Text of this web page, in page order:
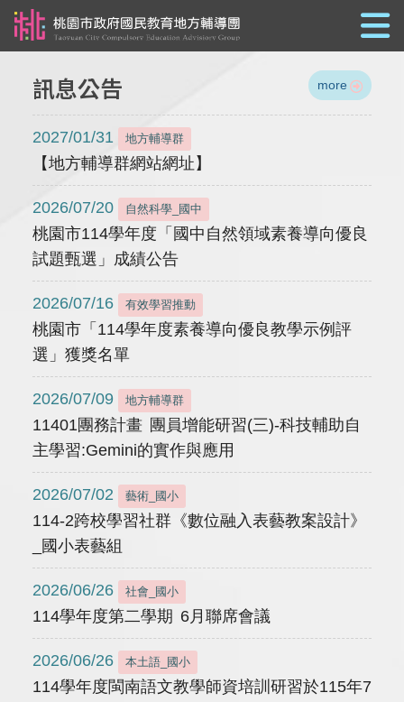
訊息公告 more
2027/01/31 地方輔導群
【地方輔導群網站網址】
2026/07/20 自然科學_國中
桃園市114學年度「國中自然領域素養導向優良
試題甄選」成績公告
2026/07/16 有效學習推動
桃園市「114學年度素養導向優良教學示例評
選」獲獎名單
2026/07/09 地方輔導群
11401團務計畫 團員增能研習(三)-科技輔助自
主學習:Gemini的實作與應用
2026/07/02 藝術_國小
114-2跨校學習社群《數位融入表藝教案設計》
_國小表藝組
2026/06/26 社會_國小
114學年度第二學期 6月聯席會議
2026/06/26 本土語_國小
114學年度閩南語文教學師資培訓研習於115年7